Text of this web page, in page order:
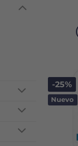
-25%
Nuevo